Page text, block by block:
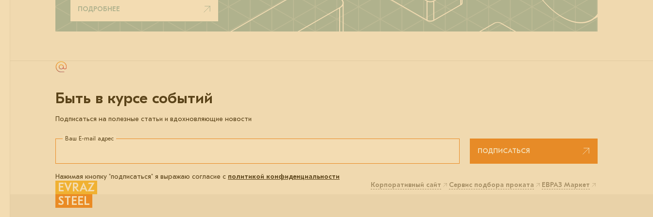
ПОДРОБНЕЕ
Быть в курсе событий
Подписаться на полезные статьи и вдохновляющие новости
Ваш E-mail адрес
Нажимая кнопку "подписаться" я выражаю согласие с политикой конфиденциальности
ПОДПИСАТЬСЯ
Корпоративный сайт Сервис подбора проката ЕВРАЗ Маркет
EVRAZ
STEEL